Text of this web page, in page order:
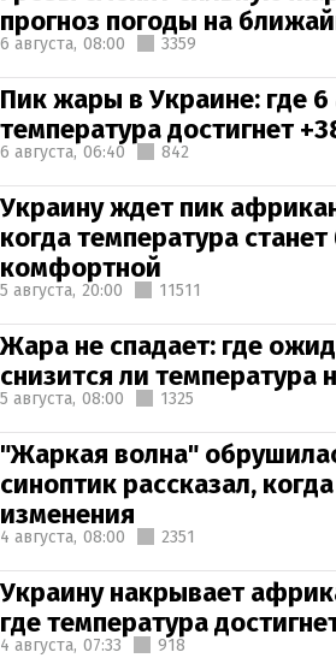
прогноз погоды на
6 августа, 08:00 3359
Пик жары в Украине: где 6
температура достигнет
6 августа, 06:40 842
Украину ждет пик
когда температура
комфортной
5 августа, 20:00 11511
Жара не спадает: где
снизится ли температура
5 августа, 08:00 1325
"Жаркая волна"
синоптик рассказал,
изменения
4 августа, 08:00 2351
Украину накрывает
где температура
4 августа, 07:33 918